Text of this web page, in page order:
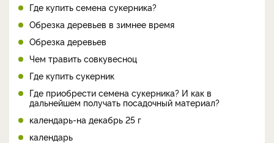
Где купить семена сукерника?
Обрезка деревьев в зимнее время
Обрезка деревьев
Чем травить совкувесноц
Где купить сукерник
Где приобрести семена сукерника? И как в
дальнейшем получать посадочный материал?
календарь-на декабрь 25 г
календарь